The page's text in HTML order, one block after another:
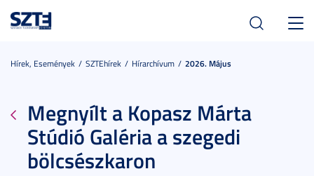
Hírek, Események SZTEhírek Hírarchívum 2026. Május
Megnyílt a Kopasz Márta
Stúdió Galéria a szegedi
bölcsészkaron